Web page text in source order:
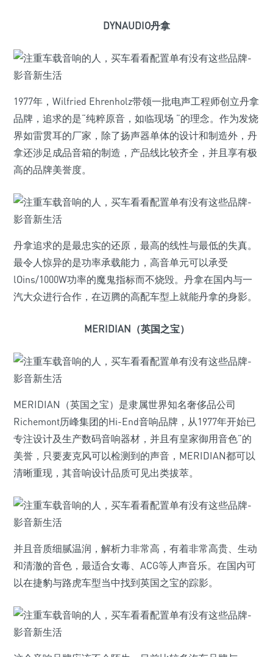
DYNAUDIO丹拿
1977年，Wilfried Ehrenholz带领一批电声工程师创立丹拿
品牌，追求的是“纯粹原音，如临现场 ”的理念。作为发烧
界如雷贯耳的厂家，除了扬声器单体的设计和制造外，丹
拿还涉足成品音箱的制造，产品线比较齐全，并且享有极
高的品牌美誉度。
丹拿追求的是最忠实的还原，最高的线性与最低的失真。
最令人惊异的是功率承载能力，高音单元可以承受
lOins/1000W功率的魔鬼指标而不烧毁。丹拿在国内与一
汽大众进行合作，在迈腾的高配车型上就能丹拿的身影。
MERIDIAN（英国之宝）
MERIDIAN（英国之宝）是隶属世界知名奢侈品公司
Richemont历峰集团的Hi-End音响品牌，从1977年开始已
专注设计及生产数码音响器材，并且有皇家御用音色”的
美誉，只要麦克风可以检测到的声音，MERIDIAN都可以
清晰重现，其音响设计品质可见出类拔萃。
并且音质细腻温润，解析力非常高，有着非常高贵、生动
和清澈的音色，最适合女毒、ACG等人声音乐。在国内可
以在捷豹与路虎车型当中找到英国之宝的踪影。